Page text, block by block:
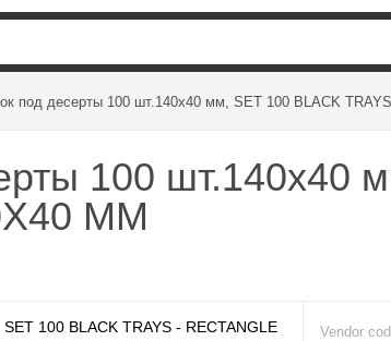
под десерты 100 шт.140x40 мм, SET 100 BLACK
100 шт.140x40
MM
Vendor